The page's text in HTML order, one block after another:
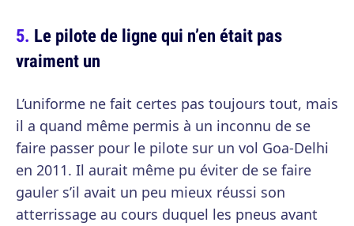
Le pilote de ligne qui n’en était pas
vraiment un
L’uniforme ne fait certes pas toujours tout, mais
il a quand même permis à un inconnu de se
faire passer pour le pilote sur un vol Goa-Delhi
en 2011. Il aurait même pu éviter de se faire
gauler s’il avait un peu mieux réussi son
atterrissage au cours duquel les pneus avant